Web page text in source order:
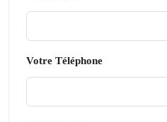
Votre Téléphone